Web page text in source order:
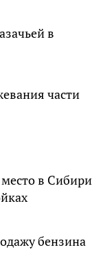
в
части
место в Сибири
бензина